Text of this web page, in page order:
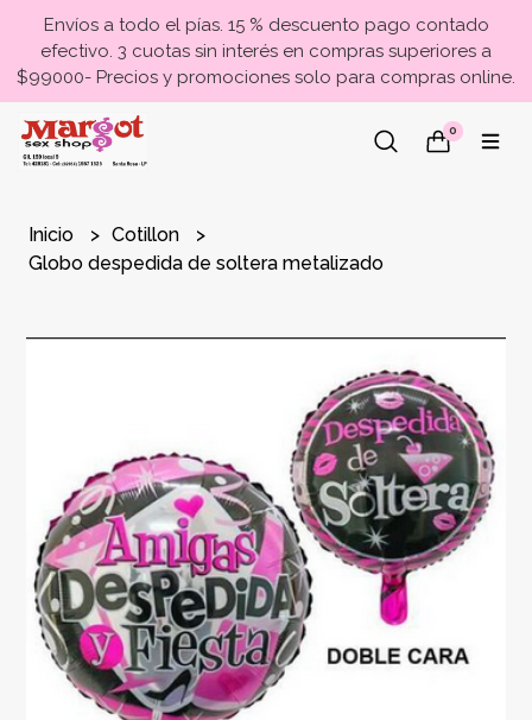
Envíos a todo el pías. 15 % descuento pago contado
efectivo. 3 cuotas sin interés en compras superiores a
$99000- Precios y promociones solo para compras online.
0
Inicio
Cotillon
Globo despedida de soltera metalizado